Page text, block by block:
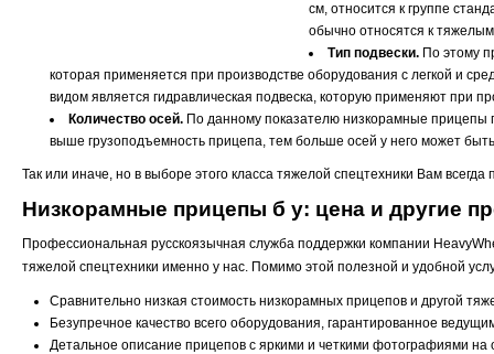
см, относится к группе
обычно относятся к
Тип подвески. По этому
которая применяется при производстве оборудования с легкой и
видом является гидравлическая подвеска, которую применяют при
Количество осей. По данному показателю низкорамные прицепы
выше грузоподъемность прицепа, тем больше осей у него может
Так или иначе, но в выборе этого класса тяжелой спецтехники Вам
Низкорамные прицепы б у: цена и другие
Профессиональная русскоязычная служба поддержки компании
тяжелой спецтехники именно у нас. Помимо этой полезной и удобной
Сравнительно низкая стоимость низкорамных прицепов и другой
Безупречное качество всего оборудования, гарантированное
Детальное описание прицепов с яркими и четкими фотографиями